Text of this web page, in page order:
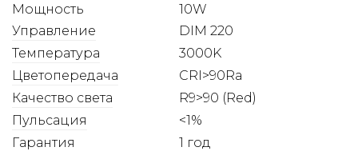
Мощность
10W
Пульсация <1%
Цветопередача
CRI>90Ra
Качество света
R9>90 (Red)
Управление
DIM 220
Температура
3000K
Гарантия 1 год